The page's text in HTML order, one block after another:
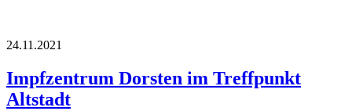
24.11.2021
Impfzentrum Dorsten im Treffpunkt
Altstadt